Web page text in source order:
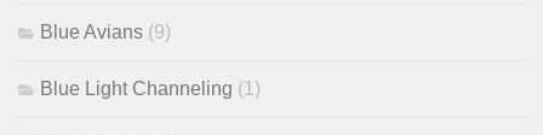
Blue Avians (9)
Blue Light Channeling (1)